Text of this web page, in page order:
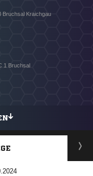
Bruchsal Kraichgau
1 Bruchsal